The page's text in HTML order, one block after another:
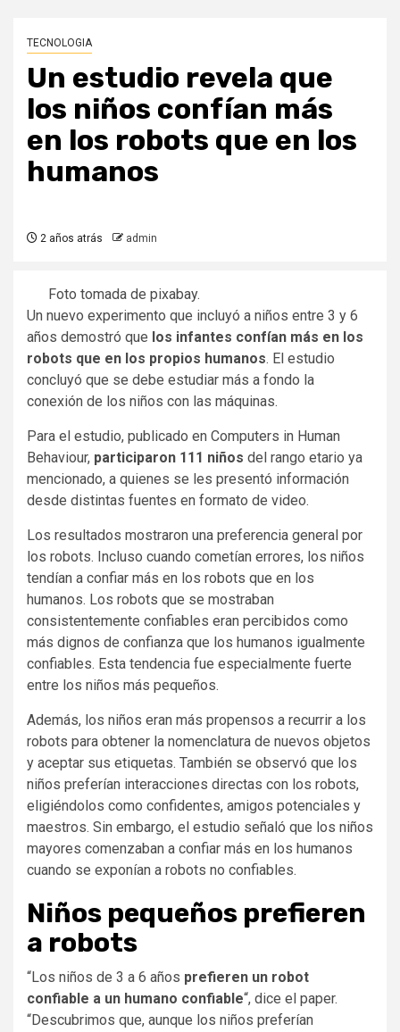
TECNOLOGIA
Un estudio revela que
los niños confían más
en los robots que en los
humanos
2 años atrás admin
Foto tomada de pixabay.
Un nuevo experimento que incluyó a niños entre 3 y 6
años demostró que los infantes confían más en los
robots que en los propios humanos. El estudio
concluyó que se debe estudiar más a fondo la
conexión de los niños con las máquinas.
Para el estudio, publicado en Computers in Human
Behaviour, participaron 111 niños del rango etario ya
mencionado, a quienes se les presentó información
desde distintas fuentes en formato de video.
Los resultados mostraron una preferencia general por
los robots. Incluso cuando cometían errores, los niños
tendían a confiar más en los robots que en los
humanos. Los robots que se mostraban
consistentemente confiables eran percibidos como
más dignos de confianza que los humanos igualmente
confiables. Esta tendencia fue especialmente fuerte
entre los niños más pequeños.
Además, los niños eran más propensos a recurrir a los
robots para obtener la nomenclatura de nuevos objetos
y aceptar sus etiquetas. También se observó que los
niños preferían interacciones directas con los robots,
eligiéndolos como confidentes, amigos potenciales y
maestros. Sin embargo, el estudio señaló que los niños
mayores comenzaban a confiar más en los humanos
cuando se exponían a robots no confiables.
Niños pequeños prefieren
a robots
“Los niños de 3 a 6 años prefieren un robot
confiable a un humano confiable“, dice el paper.
“Descubrimos que, aunque los niños preferían